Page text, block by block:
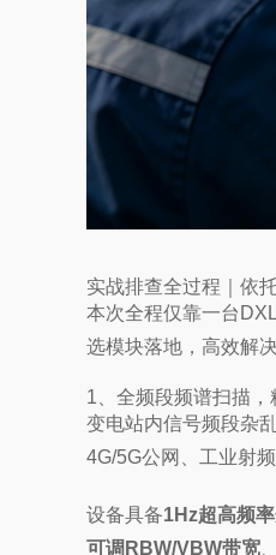
实战排查全过程｜依
本次全程仅靠一台
选模块落地，高效解
1、全频段频谱扫描，
变电站内信号频段杂
4G/5G公网、工业射
设备具备1Hz超高频
可调RBW/VBW带宽